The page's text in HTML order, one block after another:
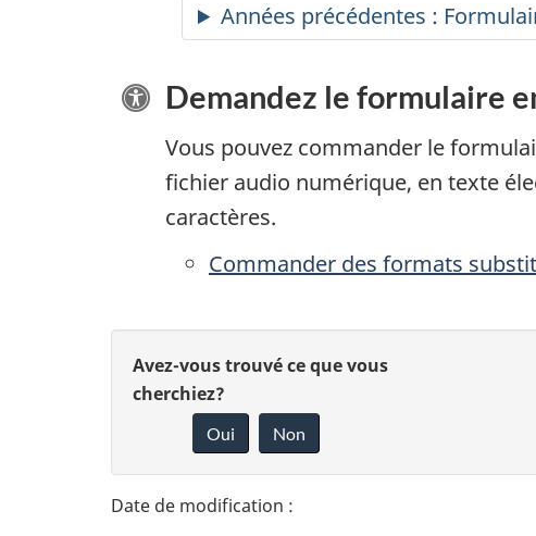
Années précédentes :
Demandez le formulaire
Vous pouvez commander le
fichier audio numérique, en texte
caractères.
Commander des formats
D
é
a
D
n
Avez-vous trouvé ce que vous
cherchiez?
Oui Non